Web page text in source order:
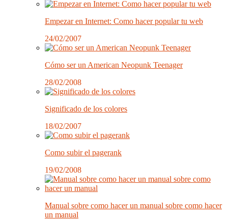
Empezar en Internet: Como hacer popular tu web
24/02/2007
Cómo ser un American Neopunk Teenager
28/02/2008
Significado de los colores
18/02/2007
Como subir el pagerank
19/02/2008
Manual sobre como hacer un manual sobre como hacer
un manual